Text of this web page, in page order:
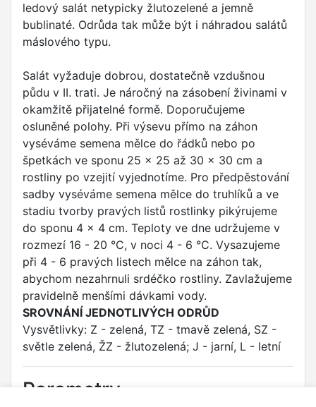
ledový salát netypicky žlutozelené a jemně
bublinaté. Odrůda tak může být i náhradou salátů
máslového typu.
Salát vyžaduje dobrou, dostatečně vzdušnou
půdu v II. trati. Je náročný na zásobení živinami v
okamžitě přijatelné formě. Doporučujeme
osluněné polohy. Při výsevu přímo na záhon
vyséváme semena mělce do řádků nebo po
špetkách ve sponu 25 x 25 až 30 x 30 cm a
rostliny po vzejití vyjednotíme. Pro předpěstování
sadby vyséváme semena mělce do truhlíků a ve
stadiu tvorby pravých listů rostlinky pikýrujeme
do sponu 4 x 4 cm. Teploty ve dne udržujeme v
rozmezí 16 - 20 °C, v noci 4 - 6 °C. Vysazujeme
při 4 - 6 pravých listech mělce na záhon tak,
abychom nezahrnuli srdéčko rostliny. Zavlažujeme
pravidelně menšími dávkami vody.
SROVNÁNÍ JEDNOTLIVÝCH ODRŮD
Vysvětlivky: Z - zelená, TZ - tmavě zelená, SZ -
světle zelená, ŽZ - žlutozelená; J - jarní, L - letní
Parametry